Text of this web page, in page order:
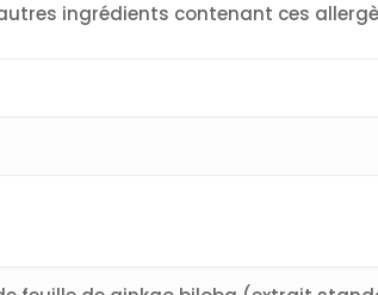
ingrédients contenant ces